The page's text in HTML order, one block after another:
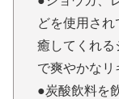
どを使用さ
癒してくれる
で爽やかなリ
●炭酸飲料を